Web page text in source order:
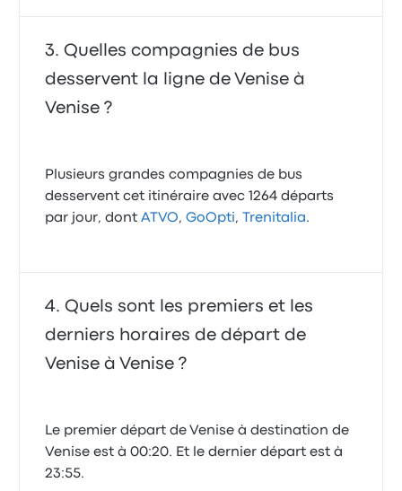
Quelles compagnies de bus
desservent la ligne de Venise à
Venise ?
Plusieurs grandes compagnies de bus
desservent cet itinéraire avec 1264 départs
par jour, dontATVO,GoOpti, Trenitalia.
Quels sont les premiers et les
derniers horaires de départ de
Venise à Venise ?
Le premier départ de Venise à destination de
Venise est à 00:20. Et le dernier départ est à
23:55.